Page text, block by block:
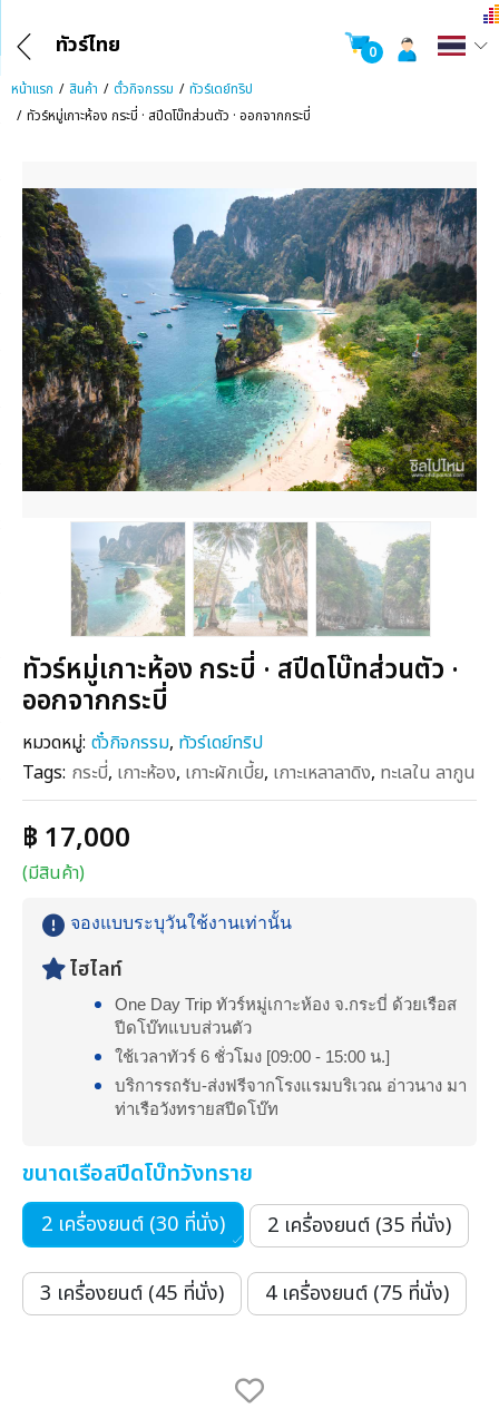
ทัวร์ไทย
0
หน้าแรก
สินค้า ตั๋วกิจกรรม
ทัวร์เดย์ทริป
ทัวร์หมู่เกาะห้อง กระบี่ · สปีดโบ๊ทส่วนตัว · ออกจากกระบี่
ทัวร์หมู่เกาะห้อง กระบี่ · สปีดโบ๊ทส่วนตัว ·
ออกจากกระบี่
หมวดหมู่: ตั๋วกิจกรรม, ทัวร์เดย์ทริป
Tags: กระบี่, เกาะห้อง, เกาะผักเบี้ย, เกาะเหลาลาดิง, ทะเลใน ลากูน
฿ 17,000
(มีสินค้า)
จองแบบระบุวันใช้งานเท่านั้น
ไฮไลท์
One Day Trip ทัวร์หมู่เกาะห้อง จ.กระบี่ ด้วยเรือส
ปีดโบ๊ทแบบส่วนตัว
ใช้เวลาทัวร์ 6 ชั่วโมง [09:00 - 15:00 น.]
บริการรถรับ-ส่งฟรีจากโรงแรมบริเวณ อ่าวนาง มา
ท่าเรือวังทรายสปีดโบ๊ท
ขนาดเรือสปีดโบ๊ทวังทราย
2 เครื่องยนต์ (30 ที่นั่ง) 2 เครื่องยนต์ (35 ที่นั่ง)
3 เครื่องยนต์ (45 ที่นั่ง) 4 เครื่องยนต์ (75 ที่นั่ง)